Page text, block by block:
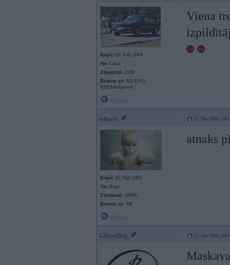
Kopš: 08. Feb 2004
No: Cēsis
Ziņojumi: 2100
Braucu ar: M3 EVO,
330Dieselpower
Viena
wheels 17. Mar 2005,
Kopš: 16. Apr 2003
No: Rīga
Ziņojumi: 10065
Braucu ar: V8
atnaks
GhostDog 17. Mar 2005,